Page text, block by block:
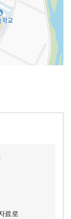
료로